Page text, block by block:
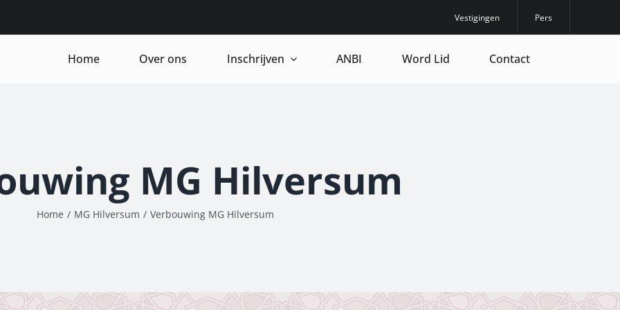
Vestigingen Pers
Home Over ons Inschrijven ANBI Word Lid Contact
MG Hilversum
Home / MG Hilversum / Verbouwing MG Hilversum